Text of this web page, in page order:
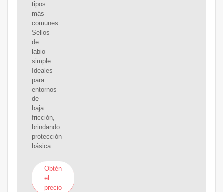
tipos
más
comunes:
Sellos
de
labio
simple:
Ideales
para
entornos
de
baja
fricción,
brindando
protección
básica.
Obtén
el
precio